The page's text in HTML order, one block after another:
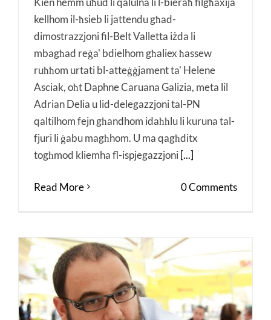
kellhom il-ħsieb li jattendu għad-
dimostrazzjoni fil-Belt Valletta iżda li
mbagħad reġa' bdielhom għaliex ħassew
ruħħom urtati bl-atteġġjament ta' Helene
Asciak, oħt Daphne Caruana Galizia, meta lil
Adrian Delia u lid-delegazzjoni tal-PN
qaltilhom fejn għandhom idaħħlu li kuruna tal-
fjuri li ġabu magħhom. U ma qagħditx
togħmod kliemha fl-ispjegazzjoni[...]
Read More 0 Comments